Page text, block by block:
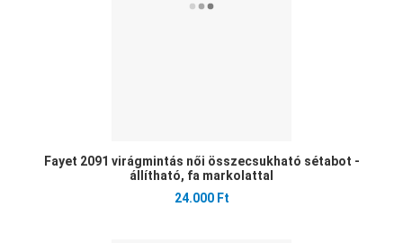
Fayet 2091 virágmintás női összecsukható sétabot -
állítható, fa markolattal
24.000 Ft